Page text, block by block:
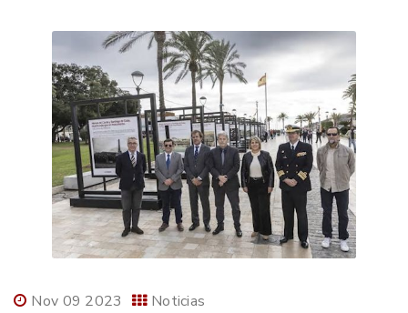
Nov 09 2023 Noticias